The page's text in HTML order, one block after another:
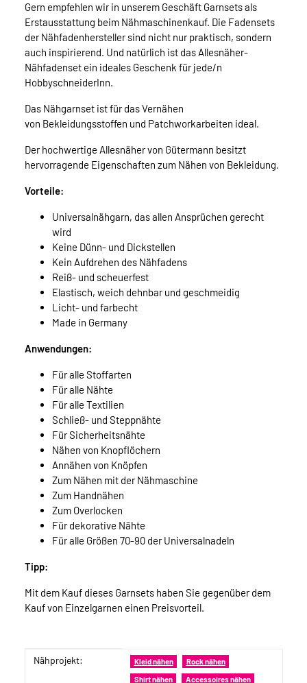
Gern empfehlen wir in unserem Geschäft Garnsets als
Erstausstattung beim Nähmaschinenkauf. Die Fadensets
der Nähfadenhersteller sind nicht nur praktisch, sondern
auch inspirierend. Und natürlich ist das Allesnäher-
Nähfadenset ein ideales Geschenk für jede/n
HobbyschneiderInn.
Das Nähgarnset ist für das Vernähen
von Bekleidungsstoffen und Patchworkarbeiten ideal.
Der hochwertige Allesnäher von Gütermann besitzt
hervorragende Eigenschaften zum Nähen von Bekleidung.
Vorteile:
Universalnähgarn, das allen Ansprüchen gerecht
wird
Keine Dünn- und Dickstellen
Kein Aufdrehen des Nähfadens
Reiß- und scheuerfest
Elastisch, weich dehnbar und geschmeidig
Licht- und farbecht
Made in Germany
Anwendungen:
Für alle Stoffarten
Für alle Nähte
Für alle Textilien
Schließ- und Steppnähte
Für Sicherheitsnähte
Nähen von Knopflöchern
Annähen von Knöpfen
Zum Nähen mit der Nähmaschine
Zum Handnähen
Zum Overlocken
Für dekorative Nähte
Für alle Größen 70-90 der Universalnadeln
Tipp:
Mit dem Kauf dieses Garnsets haben Sie gegenüber dem
Kauf von Einzelgarnen einen Preisvorteil.
Produkteigenschaft
Wert
Nähprojekt: Kleid nähen Rock nähen
Shirt nähen Accessoires nähen